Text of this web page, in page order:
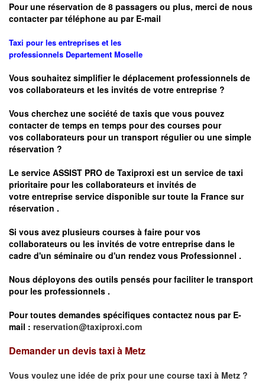
Pour une réservation de 8 passagers ou plus, merci de nous
contacter par téléphone au par E-mail
Taxi pour les entreprises et les
professionnels Departement Moselle
Vous souhaitez simplifier le déplacement professionnels de
vos collaborateurs et les invités de votre entreprise ?
Vous cherchez une société de taxis que vous pouvez
contacter de temps en temps pour des courses pour
vos collaborateurs pour un transport régulierou une simple
réservation ?
Le service ASSIST PRO de Taxiproxi est un service de taxi
prioritaire pour les collaborateurs et invités de
votre entreprise service disponible sur toute la France sur
réservation .
Si vous avez plusieurs courses à faire pour vos
collaborateurs ou les invités de votre entreprise dans le
cadre d'un séminaire ou d'un rendez vous Professionnel .
Nous déployons des outils pensés pour faciliter le transport
pour les professionnels .
Pour toutes demandes spécifiques contactez nous par E-
mail : reservation@taxiproxi.com
Demander un devis taxi à Metz
Vous voulez une idée de prix pour une course taxi à Metz ?